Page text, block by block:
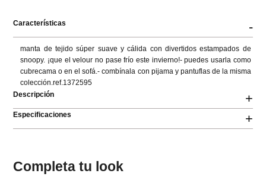
Características -
manta de tejido súper suave y cálida con divertidos estampados de
snoopy. ¡que el velour no pase frío este invierno!- puedes usarla como
cubrecama o en el sofá.- combínala con pijama y pantuflas de la misma
colección.ref.1372595
Descripción
+
Especificaciones +
Completa tu look